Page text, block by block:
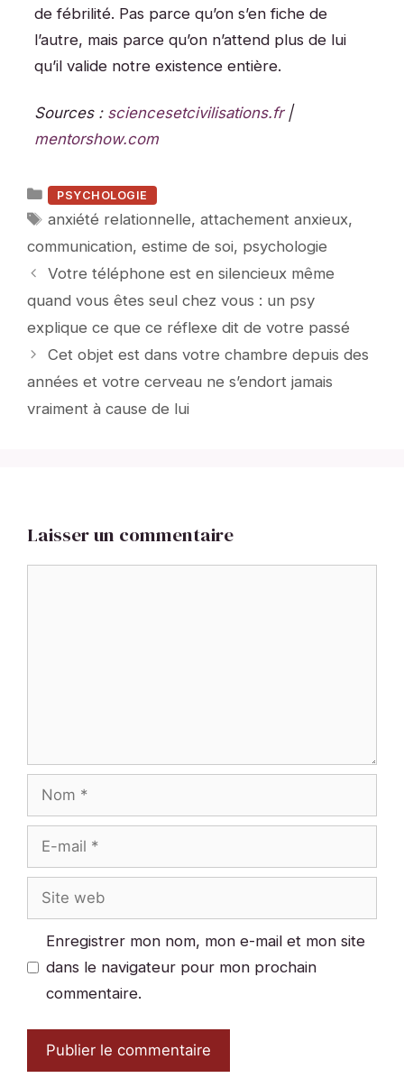
de fébrilité. Pas parce qu’on s’en fiche de
l’autre, mais parce qu’on n’attend plus de lui
qu’il valide notre existence entière.
Sources : sciencesetcivilisations.fr|
mentorshow.com
Catégories
PSYCHOLOGIE
Étiquettes
anxiété relationnelle,attachement anxieux,
communication, estime de soi, psychologie
Votre téléphone est en silencieux même
quand vous êtes seul chez vous : un psy
explique ce que ce réflexe dit de votre passé
Cet objet est dans votre chambre depuis des
années et votre cerveau ne s’endort jamais
vraiment à cause de lui
Laisser un commentaire
Nom
mail
Site
web
Enregistrer mon nom, mon e-mail et mon site
dans le navigateur pour mon prochain
commentaire.